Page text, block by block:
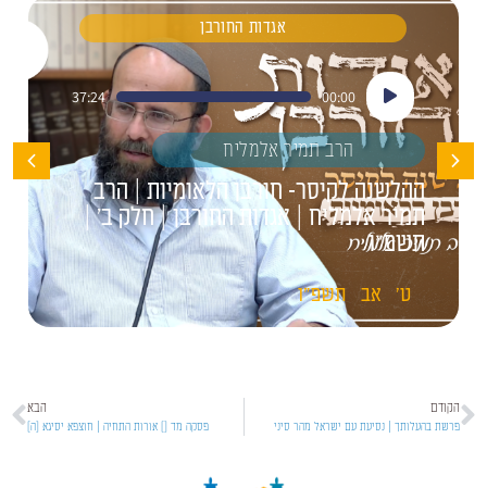
אגדות החורבן
נגן
אודיו
00:00
37:24
הרב תמיר אלמליח
ההלשנה לקיסר- חורבן הלאומיות | הרב
תמיר אלמליח | אגדות החורבן | חלק ב' |
תשפ"ו
ט' אב תשפ"ו
הקודם
פרשת בהעלותך | נסיעת עם ישראל מהר סיני
הבא
פסקה מד [] אורות התחיה | חוצפא יסיגא [ה]